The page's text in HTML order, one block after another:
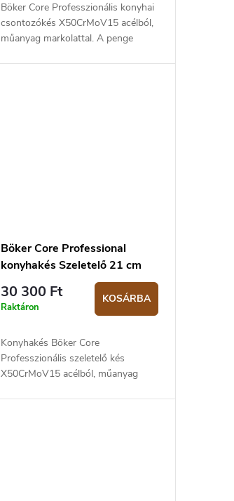
Böker Core Professzionális konyhai
csontozókés X50CrMoV15 acélból,
műanyag markolattal. A penge
Böker Core Professional
konyhakés Szeletelő 21 cm
30 300 Ft
Raktáron
KOSÁRBA
Konyhakés Böker Core
Professzionális szeletelő kés
X50CrMoV15 acélból, műanyag